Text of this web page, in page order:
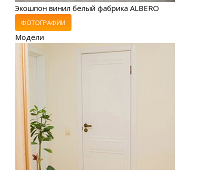
Экошпон винил белый фабрика ALBERO
ФОТОГРАФИИ
Модели